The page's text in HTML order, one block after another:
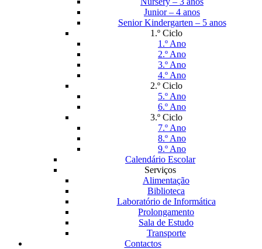
Junior – 4 anos
Senior Kindergarten – 5 anos
1.º Ciclo
1.º Ano
2.º Ano
3.º Ano
4.º Ano
2.º Ciclo
5.º Ano
6.º Ano
3.º Ciclo
7.º Ano
8.º Ano
9.º Ano
Calendário Escolar
Serviços
Alimentação
Biblioteca
Laboratório de Informática
Prolongamento
Sala de Estudo
Transporte
Contactos